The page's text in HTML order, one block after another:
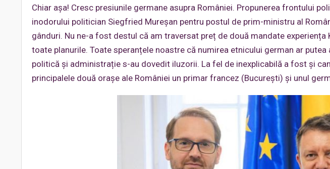
Chiar așa! Cresc presiunile germane asupra României. Propunerea frontului
inodorului politician Siegfried Mureșan pentru postul de prim-ministru al
gânduri. Nu ne-a fost destul că am traversat preț de două mandate
toate planurile. Toate speranțele noastre că numirea etnicului german ar
politică și administrație s-au dovedit iluzorii. La fel de inexplicabilă a fost și
principalele două orașe ale României un primar francez (București) și unul